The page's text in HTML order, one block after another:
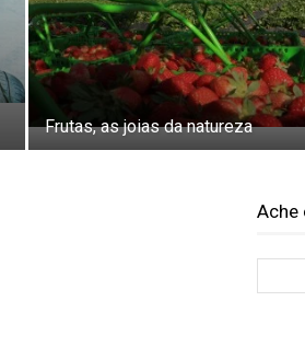
Frutas, as joias da natureza
Ache